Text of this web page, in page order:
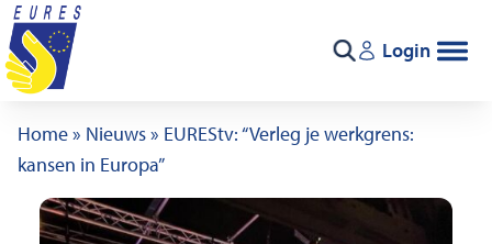
Ga naar de inhoud
Login
Home» Nieuws» EUREStv: “Verleg je werkgrens:
kansen in Europa”